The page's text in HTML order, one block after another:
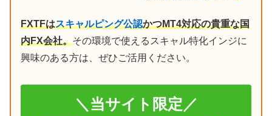
FXTFはスキャルピング公認かつMT4対応の貴重な国
内FX会社。その環境で使えるスキャル特化インジに
興味のある方は、ぜひご活用ください。
＼当サイト限定／